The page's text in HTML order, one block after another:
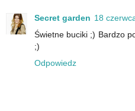
Secret garden 18
Świetne buciki ;) Bardzo
;)
Odpowiedz